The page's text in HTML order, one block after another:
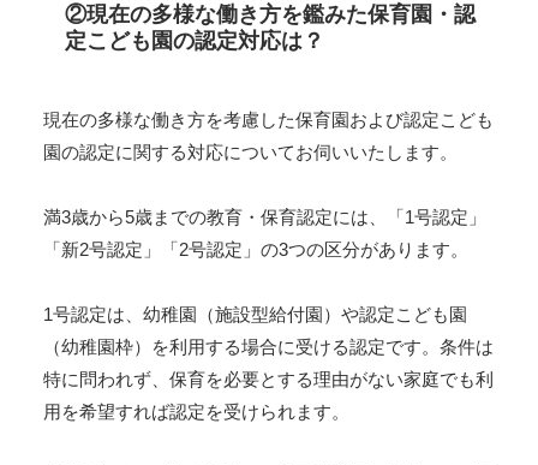
②現在の多様な働き方を鑑みた保育園・認
定こども園の認定対応は？
現在の多様な働き方を考慮した保育園および認定こども
園の認定に関する対応についてお伺いいたします。
満3歳から5歳までの教育・保育認定には、「1号認定」
「新2号認定」「2号認定」の3つの区分があります。
1号認定は、幼稚園（施設型給付園）や認定こども園
（幼稚園枠）を利用する場合に受ける認定です。条件は
特に問われず、保育を必要とする理由がない家庭でも利
用を希望すれば認定を受けられます。